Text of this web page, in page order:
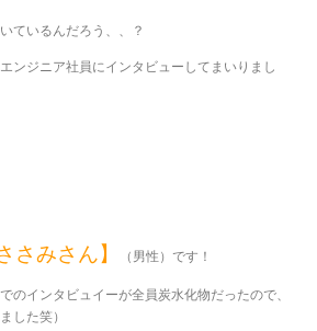
ているんだろう、、？
ンジニア社員にインタビューしてまいりまし
さみさん】 （男性）です！
のインタビュイーが全員炭水化物だったので、
した笑）